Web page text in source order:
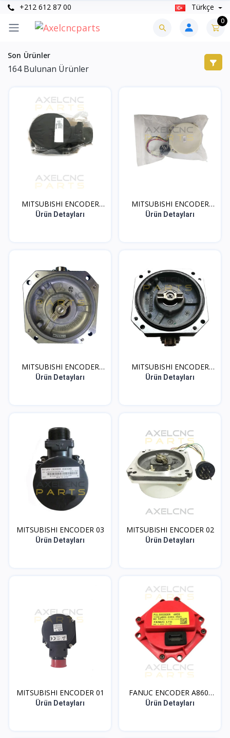
+212 612 87 00 Türkçe
0
Son Ürünler
164Bulunan Ürünler
MITSUBISHI ENCODER
OSA1...
Ürün Detayları
MITSUBISHI ENCODER
OSA1...
Ürün Detayları
MITSUBISHI ENCODER
OSA2...
Ürün Detayları
MITSUBISHI ENCODER
OSA1...
Ürün Detayları
MITSUBISHI ENCODER 03
Ürün Detayları
MITSUBISHI ENCODER 02
Ürün Detayları
MITSUBISHI ENCODER 01
Ürün Detayları
FANUC ENCODER A860-
036...
Ürün Detayları